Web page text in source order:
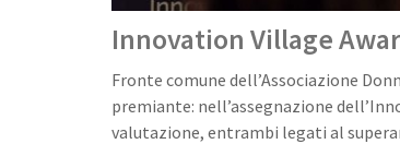
Innovation Village
Fronte comune dell’Associazione
premiante: nell’assegnazione
valutazione, entrambi legati al